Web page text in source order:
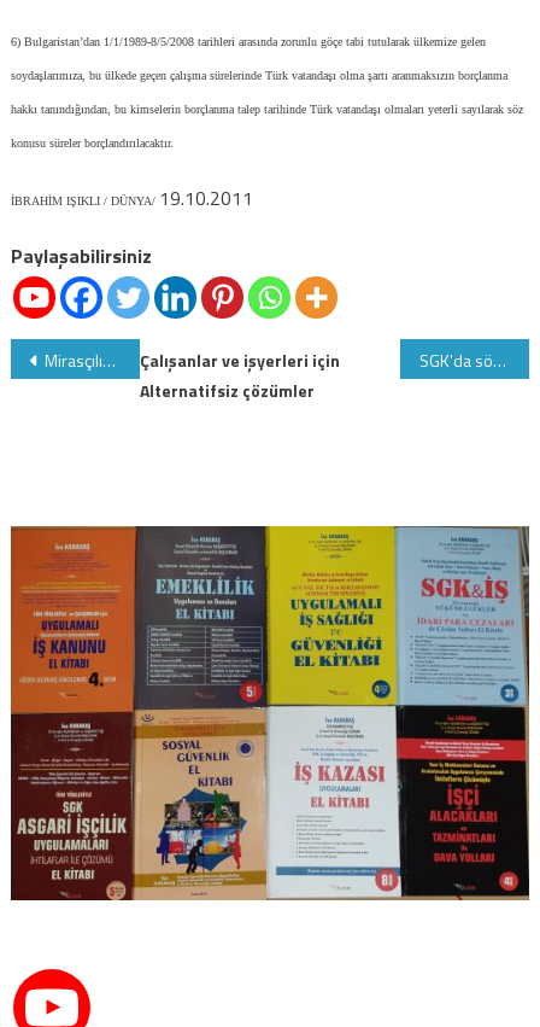
6) Bulgaristan’dan 1/1/1989-8/5/2008 tarihleri arasında zorunlu göçe tabi tutularak ülkemize gelen
soydaşlarımıza, bu ülkede geçen çalışma sürelerinde Türk vatandaşı olma şartı aranmaksızın borçlanma
hakkı tanındığından, bu kimselerin borçlanma talep tarihinde Türk vatandaşı olmaları yeterli sayılarak söz
konusu süreler borçlandırılacaktır.
İBRAHİM IŞIKLI / DÜNYA/ 19.10.2011
Paylaşabilirsiniz
Yazı
gezinmesi
Mirasçılık Belgesi’ni noterler verebilecek SGK'da sözleşmeli avukat olmak isteyenler!!!
Çalışanlar ve işyerleri için
Alternatifsiz çözümler